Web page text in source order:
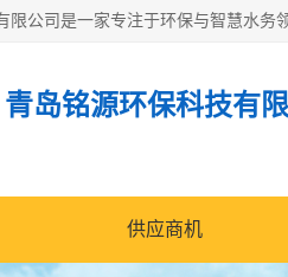
青岛铭源环保科技有
供应商机